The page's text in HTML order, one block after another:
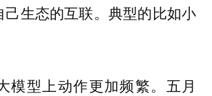
生态的互联。典型的比如小
模型上动作更加频繁。五月